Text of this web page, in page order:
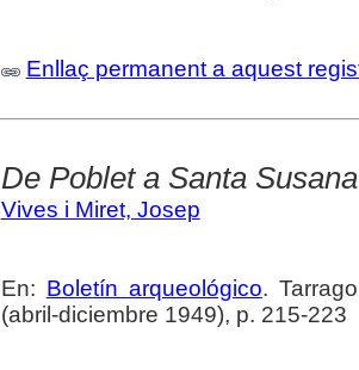
Enllaç permanent a aquest
De Poblet a Santa Susana
Vives i Miret, Josep
En: Boletín arqueológico.
(abril-diciembre 1949), p. 215-223